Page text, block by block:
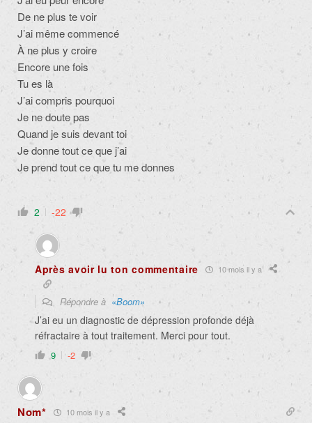
De ne plus te voir
J’ai même commencé
À ne plus y croire
Encore une fois
Tu es là
J’ai compris pourquoi
Je ne doute pas
Quand je suis devant toi
Je donne tout ce que j’ai
Je prend tout ce que tu me donnes
2 -22
Après avoir lu ton commentaire 10 mois il y a
Répondre à «Boom»
J’ai eu un diagnostic de dépression profonde déjà
réfractaire à tout traitement. Merci pour tout.
9 -2
Nom* 10 mois il y a